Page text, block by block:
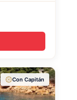
Con Capitán